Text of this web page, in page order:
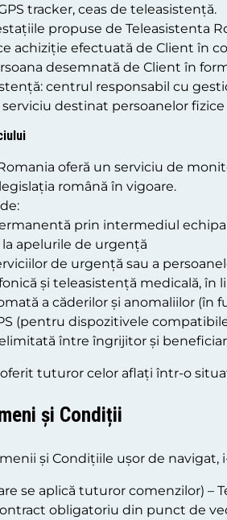
tracker, ceas de teleasistență.
propuse de Teleasistenta
achiziție efectuată de Client în
desemnată de Client în
centrul responsabil cu
serviciu destinat persoanelor
oferă un serviciu de
română în vigoare.
prin intermediul
apelurile de urgență
de urgență sau a
și teleasistență medicală, în
a căderilor și anomaliilor (în
(pentru dispozitivele
între îngrijitor și beneficiar
tuturor celor aflați într-o
și Condiții
și Condițiile ușor de navigat,
se aplică tuturor comenzilor) –
obligatoriu din punct de